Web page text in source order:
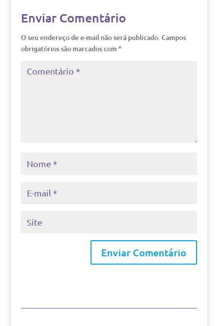
Enviar Comentário
O seu endereço de e-mail não será publicado. Campos
obrigatórios são marcados com *